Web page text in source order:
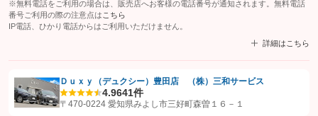
※無料電話をご利用の場合は、販売店へお客様の電話番号が通知されます。無料電話
番号ご利用の際の注意点は こちら
IP電話、ひかり電話からはご利用いただけません。
詳細はこちら
【STEP1】認証画面でグーネットを友だち追加してから「許可する」ボタンを押
Ｄｕｘｙ（デュクシー）豊田店 （株）三和サービス
4.9641件
〒470-0224 愛知県みよし市三好町森曽１６－１